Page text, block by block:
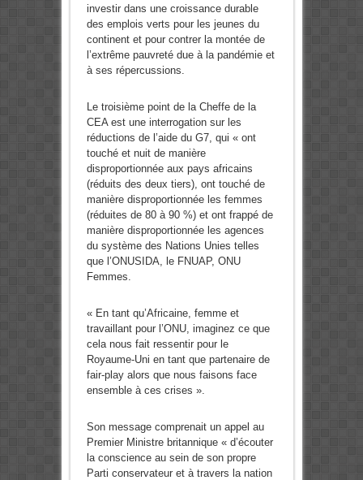
investir dans une croissance durable
des emplois verts pour les jeunes du
continent et pour contrer la montée de
l’extrême pauvreté due à la pandémie et
à ses répercussions.
Le troisième point de la Cheffe de la
CEA est une interrogation sur les
réductions de l’aide du G7, qui « ont
touché et nuit de manière
disproportionnée aux pays africains
(réduits des deux tiers), ont touché de
manière disproportionnée les femmes
(réduites de 80 à 90 %) et ont frappé de
manière disproportionnée les agences
du système des Nations Unies telles
que l’ONUSIDA, le FNUAP, ONU
Femmes.
« En tant qu’Africaine, femme et
travaillant pour l’ONU, imaginez ce que
cela nous fait ressentir pour le
Royaume-Uni en tant que partenaire de
fair-play alors que nous faisons face
ensemble à ces crises ».
Son message comprenait un appel au
Premier Ministre britannique « d’écouter
la conscience au sein de son propre
Parti conservateur et à travers la nation